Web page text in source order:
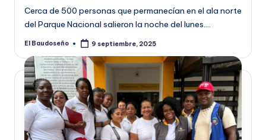
Cerca de 500 personas que permanecían en el ala norte
del Parque Nacional salieron la noche del lunes.…
Publicado
El Baudoseño 9 septiembre, 2025